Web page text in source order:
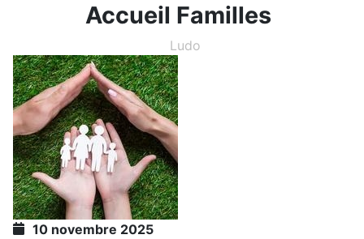
Accueil Familles
Ludo
10 novembre 2025